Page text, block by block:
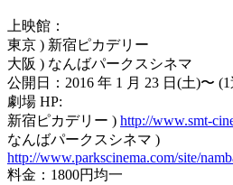
上映館：
東京 ) 新宿ピカデリー
大阪 ) なんばパークスシネマ
公開日：2016 年 1 月 23 日(土)〜
劇場 HP:
新宿ピカデリー ) http://www.smt-
なんばパークスシネマ )
http://www.parkscinema.com/site/
料金：1800円均一